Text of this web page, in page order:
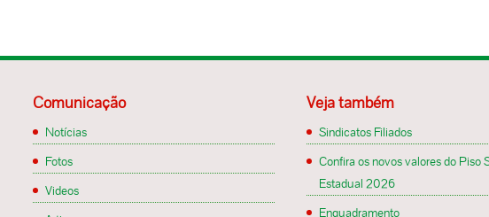
Comunicação
Notícias
Fotos
Videos
Veja também
Sindicatos Filiados
Confira os novos valores do Piso
Estadual 2026
Enquadramento